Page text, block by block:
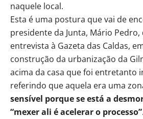
naquele local.
Esta é uma postura que vai de
presidente da Junta, Mário Pedro,
entrevista à Gazeta das Caldas,
construção da urbanização da
acima da casa que foi entretanto
referindo que aquela era uma
sensível porque se está a
“mexer ali é acelerar o processo”.